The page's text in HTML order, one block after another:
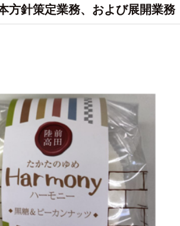
方針策定業務、および展開業務